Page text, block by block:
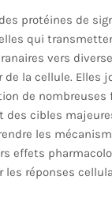
protéines de
qui
vers
de la cellule. Elles
de nombreuses
des cibles
les
effets
les réponses